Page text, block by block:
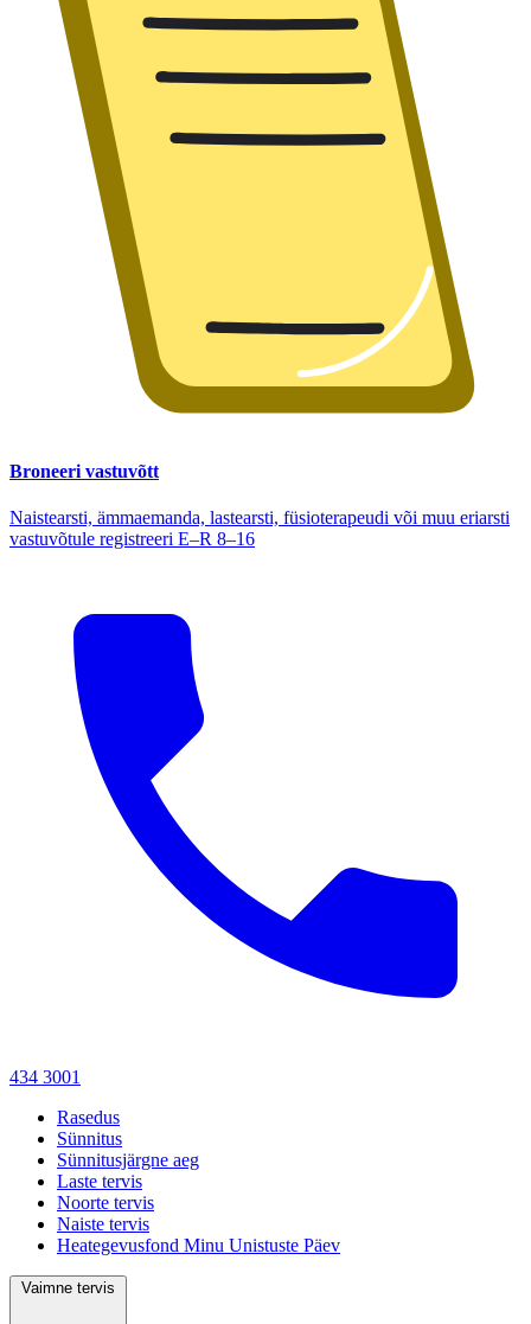
Broneeri vastuvõtt
Naistearsti, ämmaemanda, lastearsti, füsioterapeudi või muu eriarsti
vastuvõtule registreeri E–R 8–16
434 3001
Rasedus
Sünnitus
Sünnitusjärgne aeg
Laste tervis
Noorte tervis
Naiste tervis
Heategevusfond Minu Unistuste Päev
Vaimne tervis